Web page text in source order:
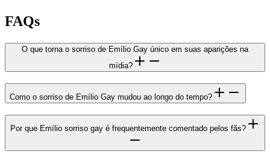
FAQs
O que torna o sorriso de Emílio Gay único em suas aparições na
mídia?
Como o sorriso de Emílio Gay mudou ao longo do tempo?
Por que Emílio sorriso gay é frequentemente comentado pelos fãs?